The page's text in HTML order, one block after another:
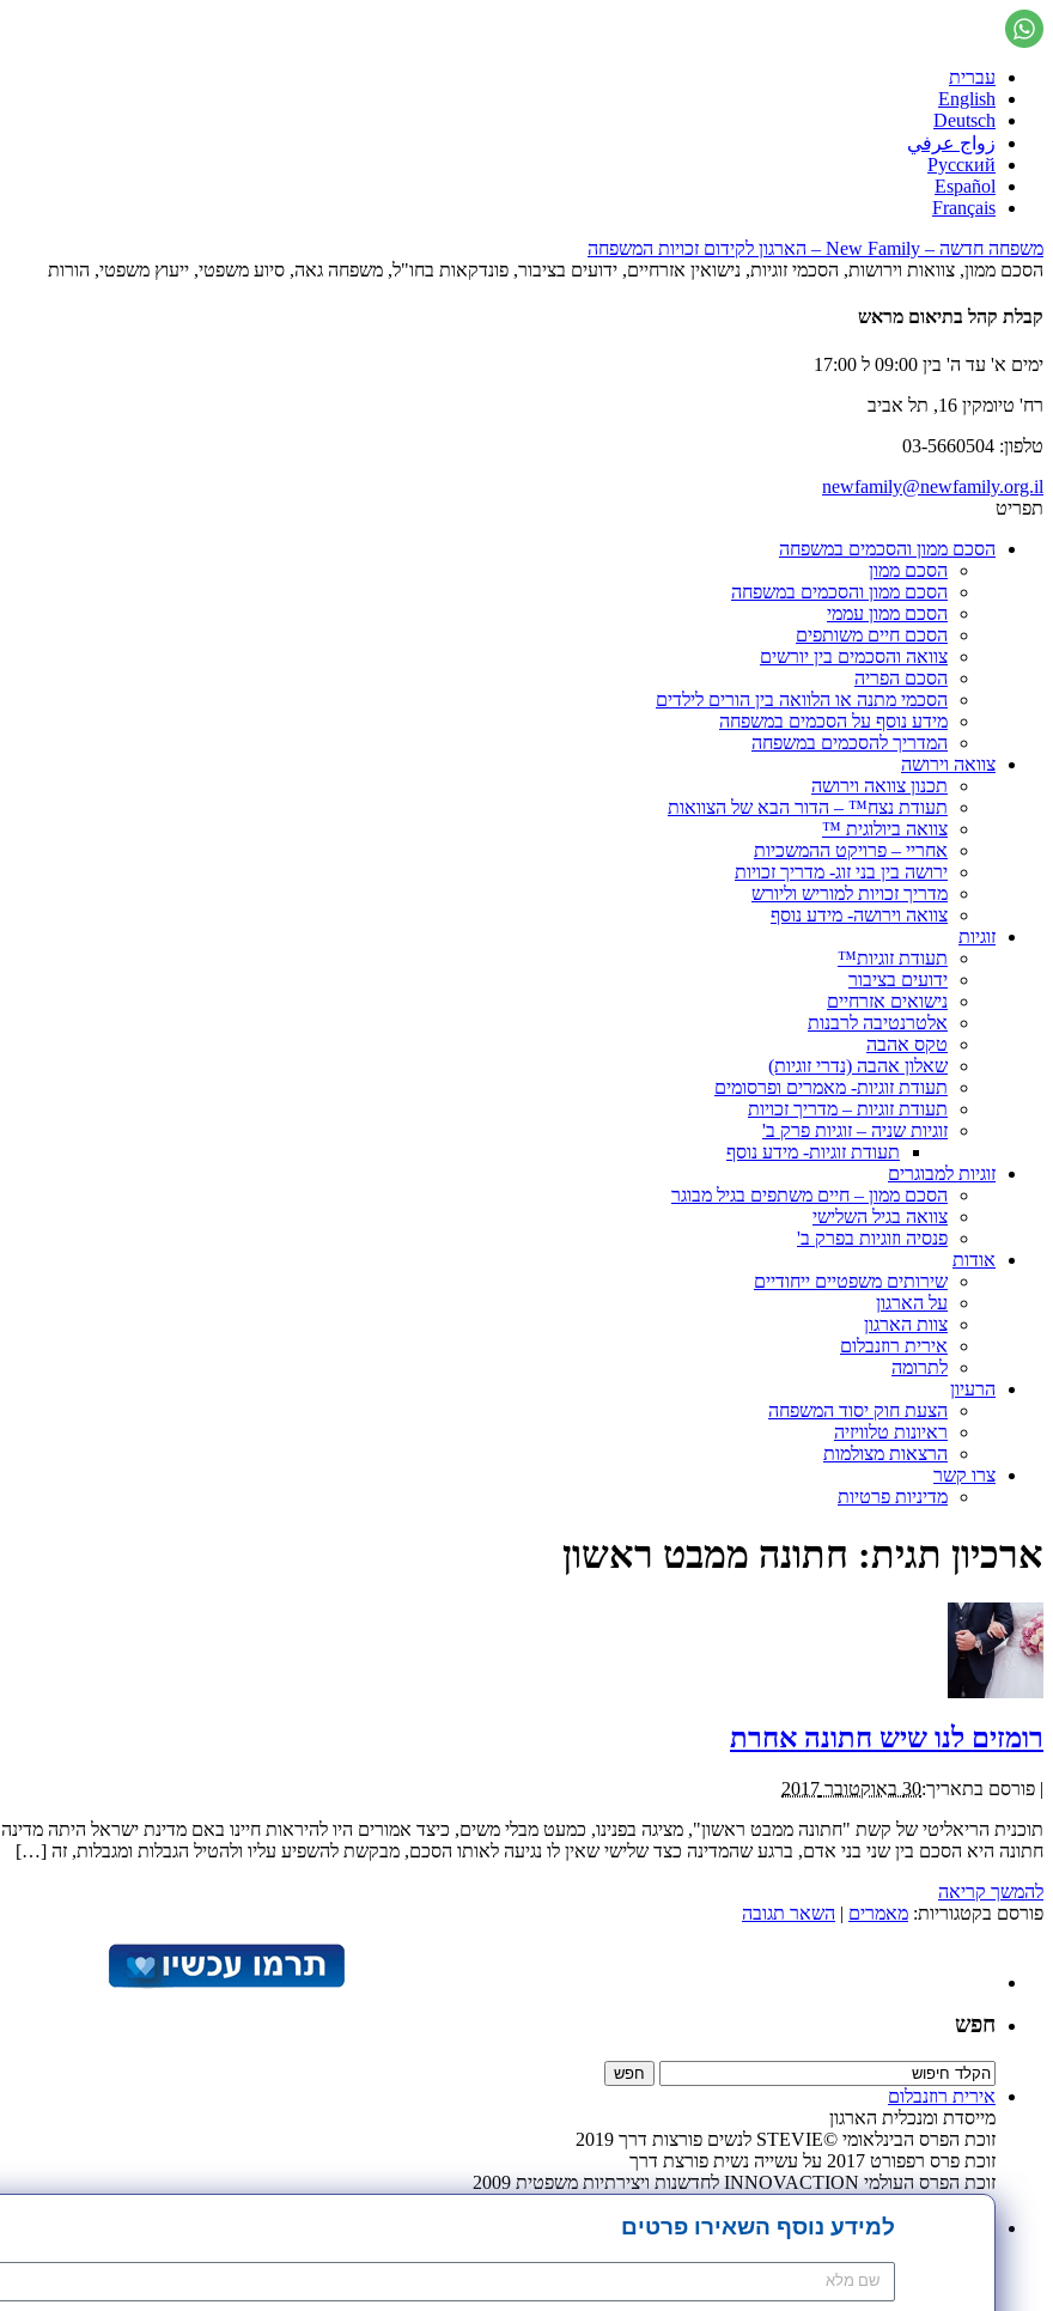
עברית
English
Deutsch
زواج عرفي
Русский
Español
Français
משפחה חדשה – New Family – הארגון לקידום זכויות המשפחה
הסכם ממון, צוואות וירושות, הסכמי זוגיות, נישואין אזרחיים, ידועים בציבור, פונדקאות בחו"ל, משפחה גאה, סיוע משפטי, ייעוץ משפטי, הורות
קבלת קהל בתיאום מראש
ימים א' עד ה' בין 09:00 ל 17:00
רח' טיומקין 16, תל אביב
טלפון: 03-5660504
newfamily@newfamily.org.il
תפריט
הסכם ממון והסכמים במשפחה
הסכם ממון
הסכם ממון והסכמים במשפחה
הסכם ממון עממי
הסכם חיים משותפים
צוואה והסכמים בין יורשים
הסכם הפריה
הסכמי מתנה או הלוואה בין הורים לילדים
מידע נוסף על הסכמים במשפחה
המדריך להסכמים במשפחה
צוואה וירושה
תכנון צוואה וירושה
תעודת נצח™ – הדור הבא של הצוואות
צוואה ביולוגית ™
אחריי – פרויקט ההמשכיות
ירושה בין בני זוג- מדריך זכויות
מדריך זכויות למוריש וליורש
צוואה וירושה- מידע נוסף
זוגיות
תעודת זוגיות™
ידועים בציבור
נישואים אזרחיים
אלטרנטיבה לרבנות
טקס אהבה
שאלון אהבה (נדרי זוגיות)
תעודת זוגיות- מאמרים ופרסומים
תעודת זוגיות – מדריך זכויות
זוגיות שניה – זוגיות פרק ב'
תעודת זוגיות- מידע נוסף
זוגיות למבוגרים
הסכם ממון – חיים משתפים בגיל מבוגר
צוואה בגיל השלישי
פנסיה וזוגיות בפרק ב'
אודות
שירותים משפטיים ייחודיים
על הארגון
צוות הארגון
אירית רוזנבלום
לתרומה
הרעיון
הצעת חוק יסוד המשפחה
ראיונות טלוויזיה
הרצאות מצולמות
צרו קשר
מדיניות פרטיות
ארכיון תגית: חתונה ממבט ראשון
רומזים לנו שיש חתונה אחרת
| פורסם בתאריך:30 באוקטובר 2017
תוכנית הריאליטי של קשת "חתונה ממבט ראשון", מציגה בפנינו, כמעט מבלי משים, כיצד אמורים היו להיראות חיינו באם מדינת ישראל היתה
חתונה היא הסכם בין שני בני אדם, ברגע שהמדינה כצד שלישי שאין לו נגיעה לאותו הסכם, מבקשת להשפיע עליו ולהטיל הגבלות ומגבלות, זה […]
להמשך קריאה
פורסם בקטגוריות: מאמרים | השאר תגובה
חפש
אירית רוזנבלום
מייסדת ומנכלית הארגון
זוכת הפרס הבינלאומי ©STEVIE לנשים פורצות דרך 2019
זוכת פרס רפפורט 2017 על עשייה נשית פורצת דרך
זוכת הפרס העולמי INNOVACTION לחדשנות ויצירתיות משפטית 2009
למידע נוסף השאירו פרטים